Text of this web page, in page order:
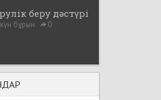
беру дәстүрі
бұрын 0